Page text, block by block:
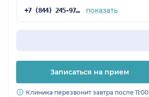
+7 (844) 245-97-61 показать
Записаться на прием
Клиника перезвонит завтра после 11:00